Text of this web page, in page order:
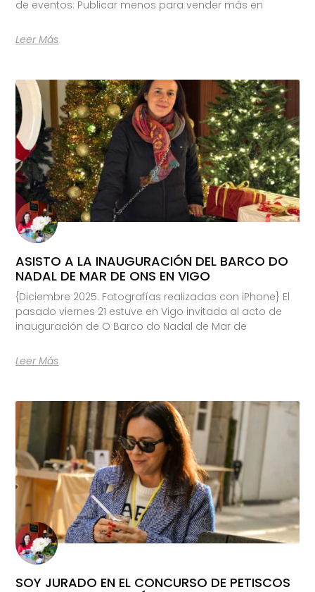
de eventos: Publicar menos para vender más en
Leer Más
ASISTO A LA INAUGURACIÓN DEL BARCO DO
NADAL DE MAR DE ONS EN VIGO
{Diciembre 2025. Fotografías realizadas con iPhone} El
pasado viernes 21 estuve en Vigo invitada al acto de
inauguración de O Barco do Nadal de Mar de
Leer Más
SOY JURADO EN EL CONCURSO DE PETISCOS